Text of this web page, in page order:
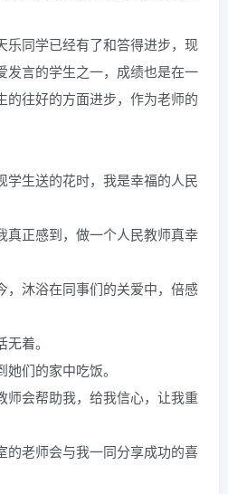
乐同学已经有了和答得进步，现
发言的学生之一，成绩也是在一
的往好的方面进步，作为老师的
生送的花时，我是幸福的人民
真正感到，做一个人民教师真幸
，沐浴在同事们的关爱中，倍感
着。
们的家中吃饭。
师会帮助我，给我信心，让我重
的老师会与我一同分享成功的喜